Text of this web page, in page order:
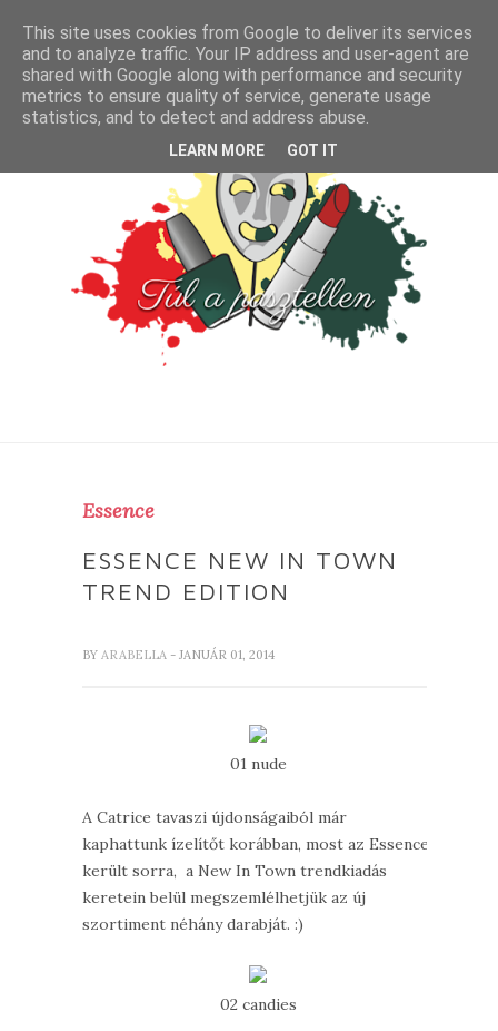
Essence
ESSENCE NEW IN TOWN
TREND EDITION
BY ARABELLA - JANUÁR 01, 2014
01 nude
A Catrice tavaszi újdonságaiból már
kaphattunk ízelítőt korábban, most az Essence
került sorra, a New In Town trendkiadás
keretein belül megszemlélhetjük az új
szortiment néhány darabját. :)
02 candies
This site uses cookies from Google to deliver its services
and to analyze traffic. Your IP address and user-agent are
shared with Google along with performance and security
metrics to ensure quality of service, generate usage
statistics, and to detect and address abuse.
LEARN MORE GOT IT